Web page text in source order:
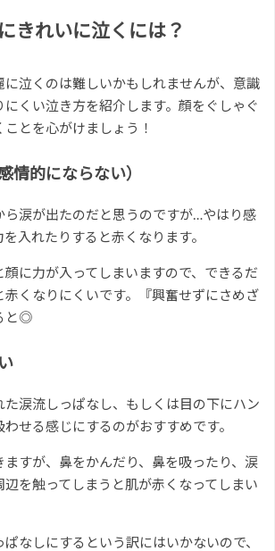
きれいに泣くには？
に泣くのは難しいかもしれませんが、意識
にくい泣き方を紹介します。顔をぐしゃぐ
とを心がけましょう！
情的にならない）
ら涙が出たのだと思うのですが…やはり感
入れたりすると赤くなります。
に力が入ってしまいますので、できるだ
赤くなりにくいです。『興奮せずにさめざ
と◎
た涙流しっぱなし、もしくは目の下にハン
せる感じにするのがおすすめです。
すが、鼻をかんだり、鼻を吸ったり、涙
辺を触ってしまうと肌が赤くなってしまい
なしにするという訳にはいかないので、